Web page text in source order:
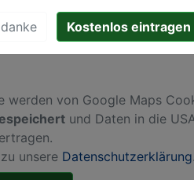
werden von Google Maps
und Daten in die
unsere Datenschutzerklärung
Kostenlos eintragen